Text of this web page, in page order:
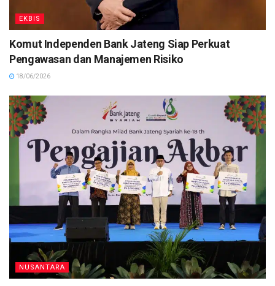
EKBIS
Komut Independen Bank Jateng Siap Perkuat
Pengawasan dan Manajemen Risiko
18/06/2026
NUSANTARA